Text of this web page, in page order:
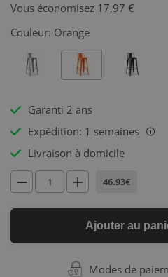
Vous économisez 17,97 €
Couleur: Orange
Garanti 2 ans
Expédition: 1 semaines
i
Livraison à domicile
46.93€
Ajouter au
Modes de